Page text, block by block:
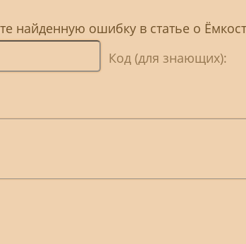
найденную ошибку в статье о
Код (для знающих):